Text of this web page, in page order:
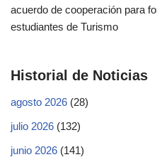
acuerdo de cooperación para
estudiantes de Turismo
Historial de Noticias
agosto 2026 (28)
julio 2026 (132)
junio 2026 (141)